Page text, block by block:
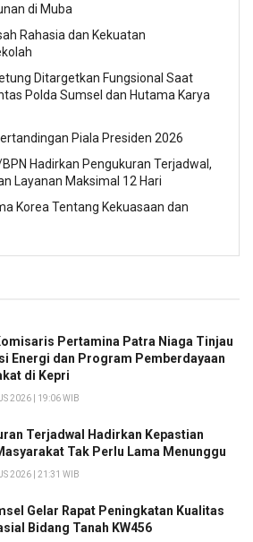
di Muba
Rahasia dan Kekuatan
Ditargetkan Fungsional Saat
Polda Sumsel dan Hutama Karya
Piala Presiden 2026
Hadirkan Pengukuran Terjadwal,
Layanan Maksimal 12 Hari
Korea Tentang Kekuasaan dan
Pertamina Patra Niaga Tinjau
Energi dan Program Pemberdayaan
di Kepri
2026 | 19:06 WIB
Terjadwal Hadirkan Kepastian
Tak Perlu Lama Menunggu
2026 | 21:31 WIB
Gelar Rapat Peningkatan Kualitas
Bidang Tanah KW456